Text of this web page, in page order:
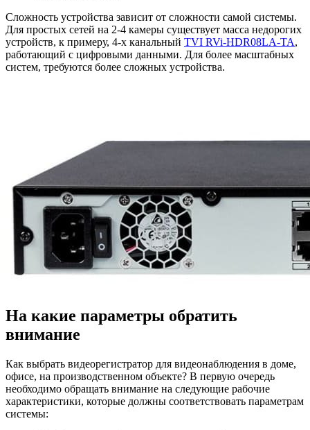
Сложность устройства зависит от сложности самой системы.
Для простых сетей на 2-4 камеры существует масса недорогих
устройств, к примеру, 4-х канальный TVI RVi-HDR08LA-TA,
работающий с цифровыми данными. Для более масштабных
систем, требуются более сложных устройства.
На какие параметры обратить
внимание
Как выбрать видеорегистратор для видеонаблюдения в доме,
офисе, на производственном объекте? В первую очередь
необходимо обращать внимание на следующие рабочие
характеристики, которые должны соответствовать параметрам
системы: